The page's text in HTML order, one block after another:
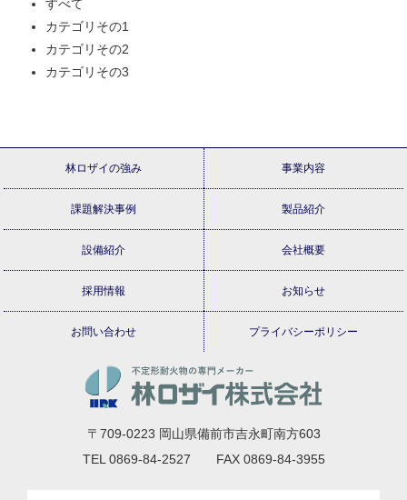
すべて
カテゴリその1
カテゴリその2
カテゴリその3
林ロザイの強み 事業内容
課題解決事例 製品紹介
設備紹介 会社概要
採用情報 お知らせ
お問い合わせ プライバシーポリシー
〒709-0223 岡山県備前市吉永町南方603
TEL 0869-84-2527 FAX 0869-84-3955